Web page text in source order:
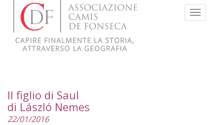
Menu
Il figlio di Saul
di László Nemes
22/01/2016